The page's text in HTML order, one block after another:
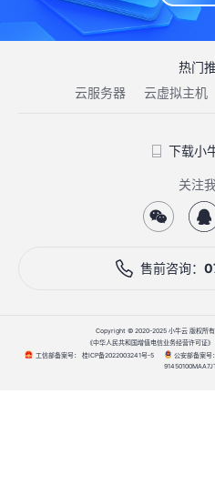
热门
云服务器
云虚拟主机
下载小
关注
售前咨询：
Copyright © 2020-2025 小牛云 版权所
《中华人民共和国增值电信业务经营许可证
工信部备案号： 桂ICP备2022003241号-5 公安部备案号